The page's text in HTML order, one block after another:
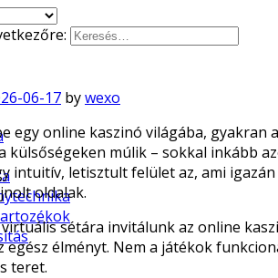
06-17 bywexo
egy online kaszinó világába,
külsőségeken múlik – sokkal inkább
intuitív, letisztult felület az, ami
oldalak.
sétára invitálunk az online
élményt. Nem a játékok
teret.